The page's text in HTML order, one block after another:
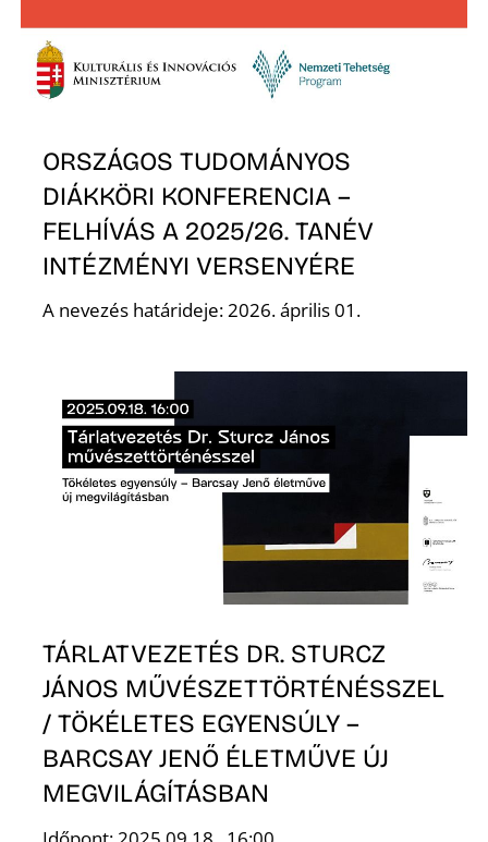
ORSZÁGOS TUDOMÁNYOS
DIÁKKÖRI KONFERENCIA –
FELHÍVÁS A 2025/26. TANÉV
INTÉZMÉNYI VERSENYÉRE
A nevezés határideje: 2026. április 01.
TÁRLATVEZETÉS DR. STURCZ
JÁNOS MŰVÉSZETTÖRTÉNÉSSZEL
/ TÖKÉLETES EGYENSÚLY –
BARCSAY JENŐ ÉLETMŰVE ÚJ
MEGVILÁGÍTÁSBAN